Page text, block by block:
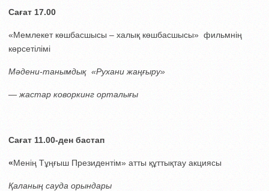
Сағат 17.00
«Мемлекет көшбасшысы – халық көшбасшысы» фильмнің
көрсетілімі
Мәдени-танымдық «Рухани жаңғыру»
— жастар коворкинг орталығы
Сағат 11.00-ден бастап
«Менің Тұңғыш Президентім» атты құттықтау акциясы
Қаланың сауда орындары